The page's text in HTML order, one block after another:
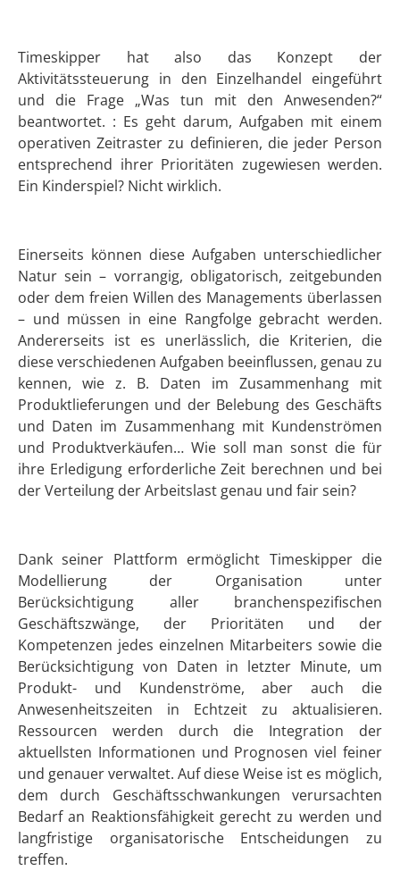
Timeskipper hat also das Konzept der
Aktivitätssteuerung in den Einzelhandel eingeführt
und die Frage „Was tun mit den Anwesenden?“
beantwortet. : Es geht darum, Aufgaben mit einem
operativen Zeitraster zu definieren, die jeder Person
entsprechend ihrer Prioritäten zugewiesen werden.
Ein Kinderspiel? Nicht wirklich.
Einerseits können diese Aufgaben unterschiedlicher
Natur sein – vorrangig, obligatorisch, zeitgebunden
oder dem freien Willen des Managements überlassen
– und müssen in eine Rangfolge gebracht werden.
Andererseits ist es unerlässlich, die Kriterien, die
diese verschiedenen Aufgaben beeinflussen, genau zu
kennen, wie z. B. Daten im Zusammenhang mit
Produktlieferungen und der Belebung des Geschäfts
und Daten im Zusammenhang mit Kundenströmen
und Produktverkäufen… Wie soll man sonst die für
ihre Erledigung erforderliche Zeit berechnen und bei
der Verteilung der Arbeitslast genau und fair sein?
Dank seiner Plattform ermöglicht Timeskipper die
Modellierung der Organisation unter
Berücksichtigung aller branchenspezifischen
Geschäftszwänge, der Prioritäten und der
Kompetenzen jedes einzelnen Mitarbeiters sowie die
Berücksichtigung von Daten in letzter Minute, um
Produkt- und Kundenströme, aber auch die
Anwesenheitszeiten in Echtzeit zu aktualisieren.
Ressourcen werden durch die Integration der
aktuellsten Informationen und Prognosen viel feiner
und genauer verwaltet. Auf diese Weise ist es möglich,
dem durch Geschäftsschwankungen verursachten
Bedarf an Reaktionsfähigkeit gerecht zu werden und
langfristige organisatorische Entscheidungen zu
treffen.